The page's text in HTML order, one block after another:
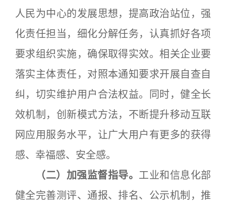
人民为中心的发展思想，提高政治站位，强
化责任担当，细化分解任务，认真抓好各项
要求组织实施，确保取得实效。相关企业要
落实主体责任，对照本通知要求开展自查自
纠，切实维护用户合法权益。同时，健全长
效机制，创新模式方法，不断提升移动互联
网应用服务水平，让广大用户有更多的获得
感、幸福感、安全感。
（二）加强监督指导。 工业和信息化部
健全完善测评、通报、排名、公示机制，推